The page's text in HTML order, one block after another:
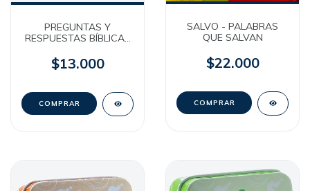
PREGUNTAS Y
RESPUESTAS BÍBLICAS
Generales [Caja
Metálica]
$13.000
SALVO - PALABRAS
QUE SALVAN
$22.000